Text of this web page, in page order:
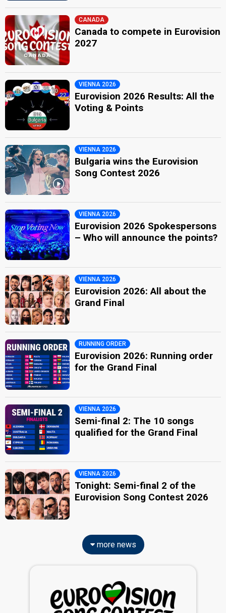
CANADA
Canada to compete in Eurovision
2027
VIENNA 2026
Eurovision 2026 Results: All the
Voting & Points
VIENNA 2026
Bulgaria wins the Eurovision
Song Contest 2026
VIENNA 2026
Eurovision 2026 Spokespersons
– Who will announce the points?
VIENNA 2026
Eurovision 2026: All about the
Grand Final
RUNNING ORDER
Eurovision 2026: Running order
for the Grand Final
VIENNA 2026
Semi-final 2: The 10 songs
qualified for the Grand Final
VIENNA 2026
Tonight: Semi-final 2 of the
Eurovision Song Contest 2026
more news